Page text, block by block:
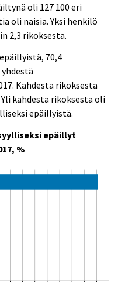
oli 127 100 eri
oli naisia. Yksi henkilö
2,3 rikoksesta.
70,4
Kahdesta rikoksesta
kahdesta rikoksesta oli
epäillyistä.
epäillyt
%